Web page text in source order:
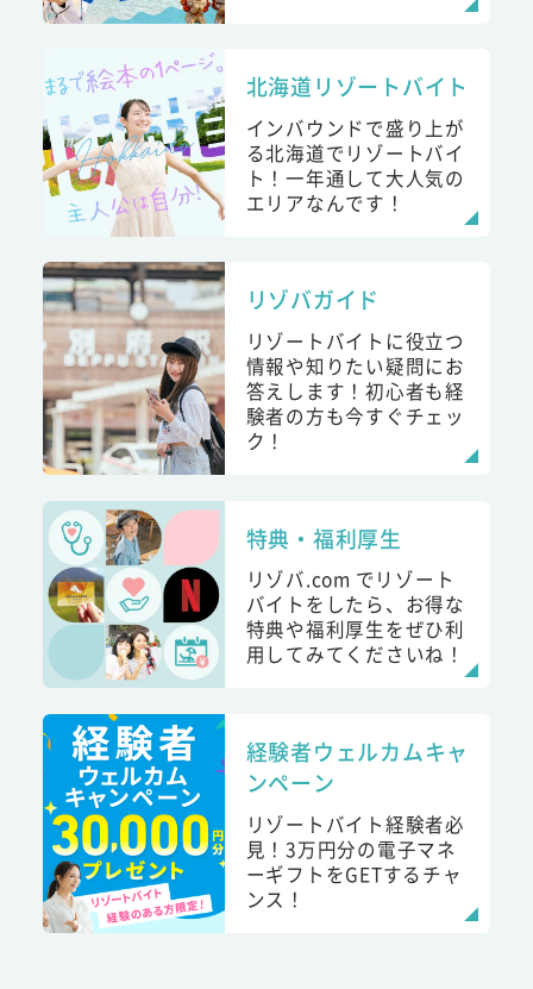
北海道リゾートバイト
インバウンドで盛り上が
る北海道でリゾートバイ
ト！一年通して大人気の
エリアなんです！
リゾバガイド
リゾートバイトに役立つ
情報や知りたい疑問にお
答えします！初心者も経
験者の方も今すぐチェッ
ク！
特典・福利厚生
リゾバ.com でリゾート
バイトをしたら、お得な
特典や福利厚生をぜひ利
用してみてくださいね！
経験者ウェルカムキャ
ンペーン
リゾートバイト経験者必
見！3万円分の電子マネ
ーギフトをGETするチャ
ンス！